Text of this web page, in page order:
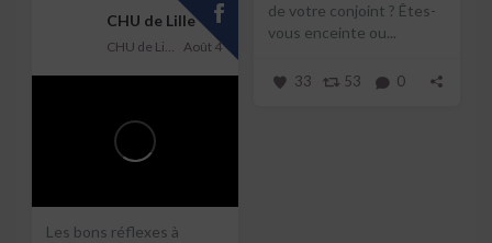
de votre conjoint ? Êtes-
vous enceinte ou...
33 53 0
CHU de Lille
Août 4
Les bons réflexes à